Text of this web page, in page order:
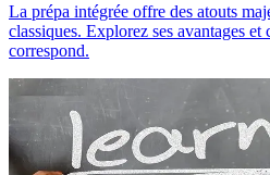
La prépa intégrée offre des atouts
classiques. Explorez ses avantages
correspond.